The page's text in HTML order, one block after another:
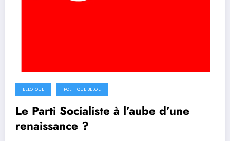
BELGIQUE POLITIQUE BELGE
Le Parti Socialiste à l’aube d’une
renaissance ?